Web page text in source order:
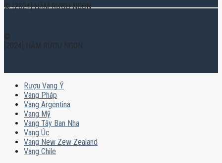
© [2024] HẦM RƯỢU NGON
©
[2024] HẦM RƯỢU NGON
Rượu Vang Ý
Vang Pháp
Vang Argentina
Vang Mỹ
Vang Tây Ban Nha
Vang Úc
Vang New Zew Zealand
Vang Chile